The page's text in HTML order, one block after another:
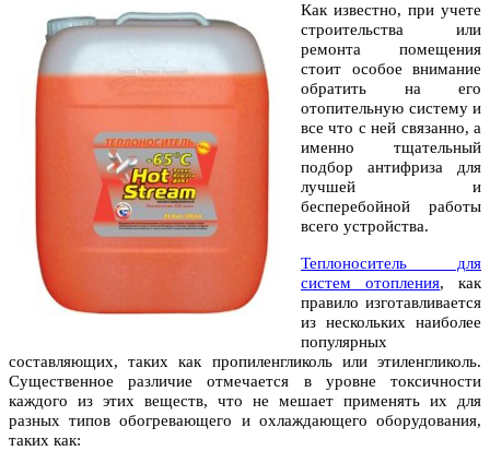
Как известно, при учете
строительства или
ремонта помещения
стоит особое внимание
обратить на его
отопительную систему и
все что с ней связанно, а
именно тщательный
подбор антифриза для
лучшей и
бесперебойной работы
всего устройства.
Теплоноситель для
систем отопления, как
правило изготавливается
из нескольких наиболее
популярных
составляющих, таких как пропиленгликоль или этиленгликоль.
Существенное различие отмечается в уровне токсичности
каждого из этих веществ, что не мешает применять их для
разных типов обогревающего и охлаждающего оборудования,
таких как: